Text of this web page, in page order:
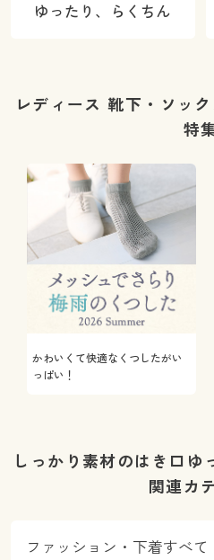
ゆったり、らくちん
レディース 靴下・ソッ
特
かわいくて快適なくつしたがい
っぱい！
しっかり素材のはき口ゆ
関連カ
ファッション・下着すべて